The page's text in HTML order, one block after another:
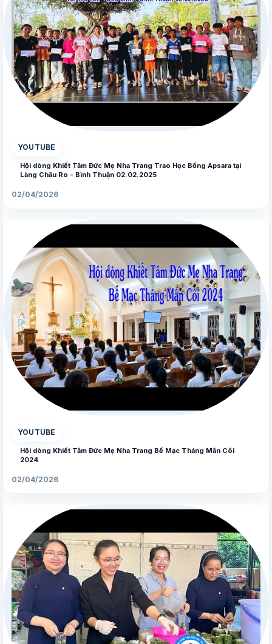
YOUTUBE
Hội dòng Khiết Tâm Đức Mẹ Nha Trang Trao Học Bổng Apsara tại
Làng Châu Ro - Bình Thuận 02.02.2025
02/04/2026
YOUTUBE
Hội dòng Khiết Tâm Đức Mẹ Nha Trang Bế Mạc Tháng Mân Côi
2024
02/04/2026